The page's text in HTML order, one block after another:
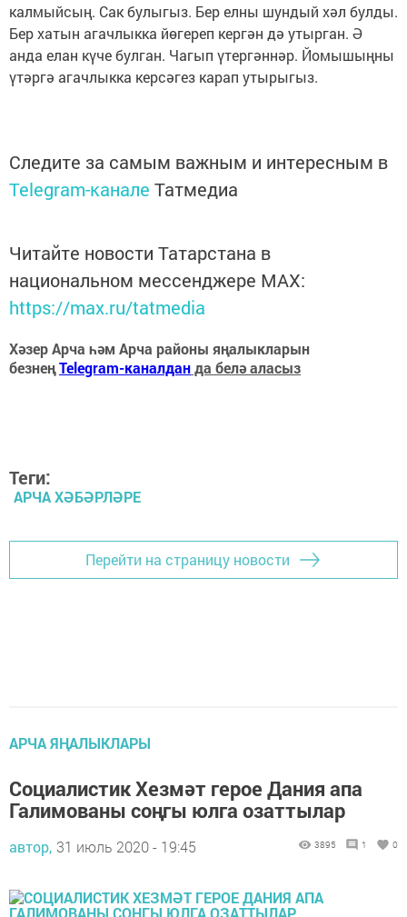
калмыйсың. Сак булыгыз. Бер елны шундый хәл булды.
Бер хатын агачлыкка йөгереп кергән дә утырган. Ә
анда елан күче булган. Чагып үтергәннәр. Йомышыңны
үтәргә агачлыкка керсәгез карап утырыгыз.
Следите за самым важным и интересным в
Telegram-канале Татмедиа
Читайте новости Татарстана в
национальном мессенджере MАХ:
https://max.ru/tatmedia
Хәзер Арча һәм Арча районы яңалыкларын
безнеңTelegram-каналданда белә аласыз
Теги:
АРЧА ХӘБӘРЛӘРЕ
Перейти на страницу новости
АРЧА ЯҢАЛЫКЛАРЫ
Социалистик Хезмәт герое Дания апа
Галимованы соңгы юлга озаттылар
автор, 31 июль 2020 - 19:45 3895 1 0